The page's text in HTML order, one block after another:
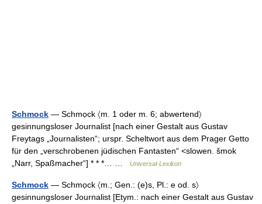
Schmock — Schmọck 〈m. 1 oder m. 6; abwertend〉
gesinnungsloser Journalist [nach einer Gestalt aus Gustav
Freytags „Journalisten“; urspr. Scheltwort aus dem Prager Getto
für den „verschrobenen jüdischen Fantasten“ <slowen. šmok
„Narr, Spaßmacher“] * * *… …
Universal-Lexikon
Schmock — Schmọck 〈m.; Gen.: (e)s, Pl.: e od. s〉
gesinnungsloser Journalist [Etym.: nach einer Gestalt aus Gustav